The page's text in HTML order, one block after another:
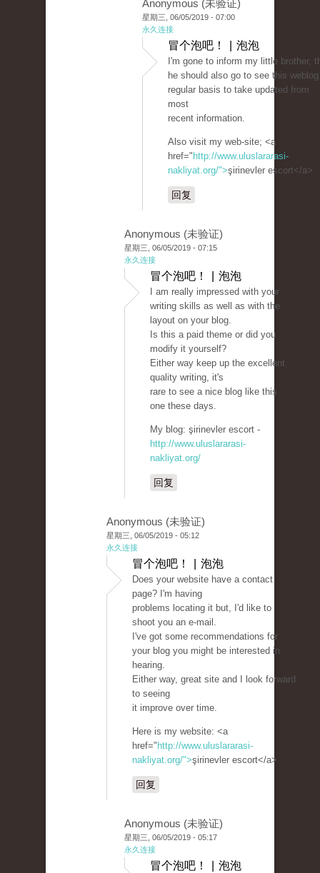
Anonymous (未验证)
星期三, 06/05/2019 - 07:00
永久连接
冒个泡吧！ | 泡泡
I'm gone to inform my little brother,
he should also go to see this
regular basis to take updated from
most
recent information.
Also visit my web-site; <a
href=" http://www.uluslararasi-
nakliyat.org/">şirinevler escort</a>
回复
Anonymous (未验证)
星期三, 06/05/2019 - 07:15
永久连接
冒个泡吧！ | 泡泡
I am really impressed with your
writing skills as well as with the
layout on your blog.
Is this a paid theme or did you
modify it yourself?
Either way keep up the excellent
quality writing, it's
rare to see a nice blog like this
one these days.
My blog: şirinevler escort -
http://www.uluslararasi-
nakliyat.org/
回复
Anonymous (未验证)
星期三, 06/05/2019 - 05:12
永久连接
冒个泡吧！ | 泡泡
Does your website have a contact
page? I'm having
problems locating it but, I'd like to
shoot you an e-mail.
I've got some recommendations for
your blog you might be interested in
hearing.
Either way, great site and I look forward
to seeing
it improve over time.
Here is my website: <a
href=" http://www.uluslararasi-
nakliyat.org/">şirinevler escort</a>
回复
Anonymous (未验证)
星期三, 06/05/2019 - 05:17
永久连接
冒个泡吧！ | 泡泡